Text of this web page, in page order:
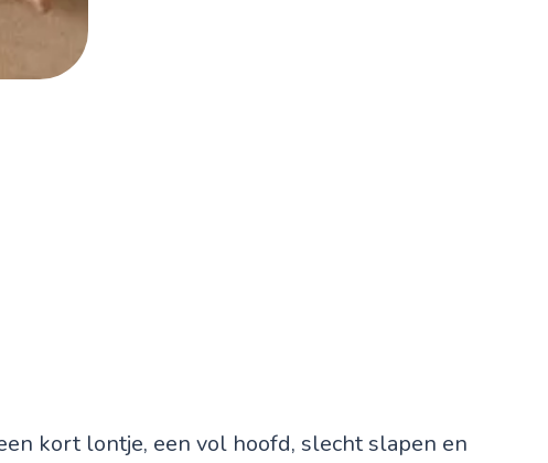
kort lontje, een vol hoofd, slecht slapen en